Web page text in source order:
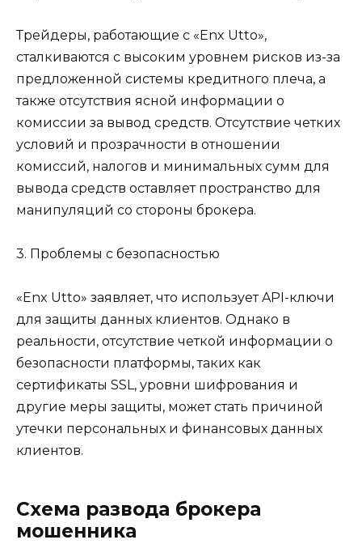
Трейдеры, работающие с «Enx Utto»,
сталкиваются с высоким уровнем рисков из-за
предложенной системы кредитного плеча, а
также отсутствия ясной информации о
комиссии за вывод средств. Отсутствие четких
условий и прозрачности в отношении
комиссий, налогов и минимальных сумм для
вывода средств оставляет пространство для
манипуляций со стороны брокера.
3. Проблемы с безопасностью
«Enx Utto» заявляет, что использует API-ключи
для защиты данных клиентов. Однако в
реальности, отсутствие четкой информации о
безопасности платформы, таких как
сертификаты SSL, уровни шифрования и
другие меры защиты, может стать причиной
утечки персональных и финансовых данных
клиентов.
Схема развода брокера
мошенника